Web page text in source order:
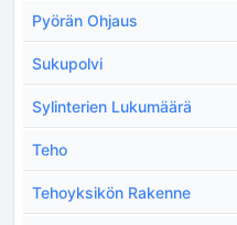
Pyörän Ohjaus
Sukupolvi
Sylinterien Lukumäärä
Teho
Tehoyksikön Rakenne